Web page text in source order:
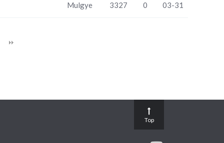
Mulgye 3327 0 03-31
Top